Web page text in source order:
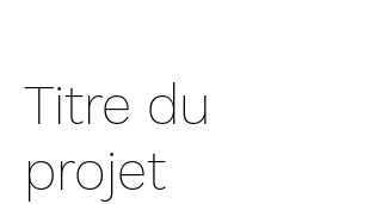
Titre du
projet